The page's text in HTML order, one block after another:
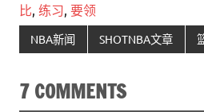
比 练习 要领
NBA新闻 SHOTNBA文章
7 COMMENTS